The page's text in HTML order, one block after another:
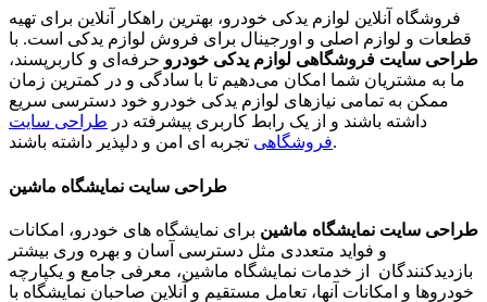
فروشگاه آنلاین لوازم یدکی خودرو، بهترین راهکار آنلاین برای تهیه
قطعات و لوازم اصلی و اورجینال برای فروش لوازم یدکی است. با
طراحی سایت فروشگاهی لوازم یدکی خودرو حرفه‌ای و کاربرپسند،
ما به مشتریان شما امکان می‌دهیم تا با سادگی و در کمترین زمان
ممکن به تمامی نیازهای لوازم یدکی خودرو خود دسترسی سریع
داشته باشند و از یک رابط کاربری پیشرفته در طراحی سایت
فروشگاهیتجربه ای امن و دلپذیر داشته باشند.
طراحی سایت نمایشگاه ماشین
طراحی سایت نمایشگاه ماشین برای نمایشگاه های خودرو، امکانات
و فواید متعددی مثل دسترسی آسان و بهره وری بیشتر
بازدیدکنندگان از خدمات نمایشگاه ماشین، معرفی جامع و یکپارچه
خودروها و امکانات آنها، تعامل مستقیم و آنلاین صاحبان نمایشگاه با